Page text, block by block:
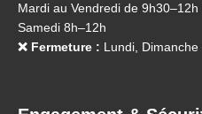
Mardi au Vendredi de 9h30–12h
Samedi 8h–12h
❌ Fermeture : Lundi,